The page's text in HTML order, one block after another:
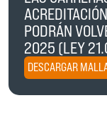
PODRÁN
2025 (LEY
DESCARGAR